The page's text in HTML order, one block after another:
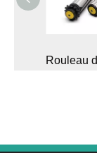
Rouleau de convoyeur d'accumulation à pignon en polymère à une rangée